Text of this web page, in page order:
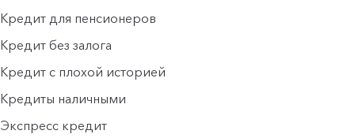
Кредит для пенсионеров
Кредит без залога
Кредит с плохой историей
Кредиты наличными
Экспресс кредит